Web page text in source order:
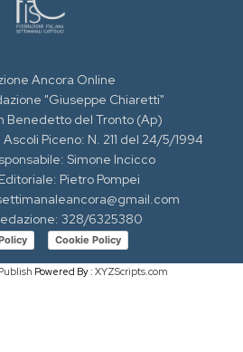
Ancora Online
"Giuseppe Chiaretti"
Benedetto del Tronto (Ap)
Piceno: N. 211 del 24/5/1994
Simone Incicco
Pietro Pompei
328/6325380
Cookie Policy
Powered By : XYZScripts.com